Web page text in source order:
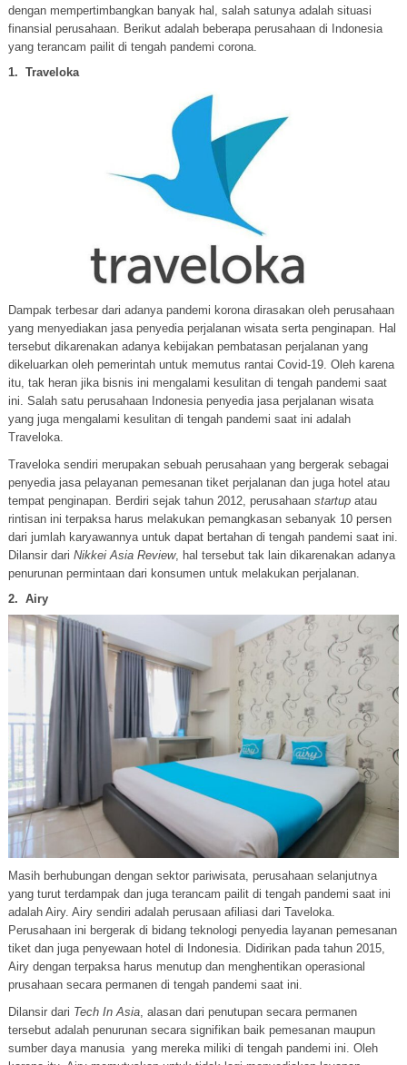
dengan mempertimbangkan banyak hal, salah satunya adalah situasi
finansial perusahaan. Berikut adalah beberapa perusahaan di Indonesia
yang terancam pailit di tengah pandemi corona.
1. Traveloka
Dampak terbesar dari adanya pandemi korona dirasakan oleh perusahaan
yang menyediakan jasa penyedia perjalanan wisata serta penginapan. Hal
tersebut dikarenakan adanya kebijakan pembatasan perjalanan yang
dikeluarkan oleh pemerintah untuk memutus rantai Covid-19. Oleh karena
itu, tak heran jika bisnis ini mengalami kesulitan di tengah pandemi saat
ini. Salah satu perusahaan Indonesia penyedia jasa perjalanan wisata
yang juga mengalami kesulitan di tengah pandemi saat ini adalah
Traveloka.
Traveloka sendiri merupakan sebuah perusahaan yang bergerak sebagai
penyedia jasa pelayanan pemesanan tiket perjalanan dan juga hotel atau
tempat penginapan. Berdiri sejak tahun 2012, perusahaan startupatau
rintisan ini terpaksa harus melakukan pemangkasan sebanyak 10 persen
dari jumlah karyawannya untuk dapat bertahan di tengah pandemi saat ini.
Dilansir dari Nikkei Asia Review, hal tersebut tak lain dikarenakan adanya
penurunan permintaan dari konsumen untuk melakukan perjalanan.
2. Airy
Masih berhubungan dengan sektor pariwisata, perusahaan selanjutnya
yang turut terdampak dan juga terancam pailit di tengah pandemi saat ini
adalah Airy. Airy sendiri adalah perusaan afiliasi dari Taveloka.
Perusahaan ini bergerak di bidang teknologi penyedia layanan pemesanan
tiket dan juga penyewaan hotel di Indonesia. Didirikan pada tahun 2015,
Airy dengan terpaksa harus menutup dan menghentikan operasional
prusahaan secara permanen di tengah pandemi saat ini.
Dilansir dari Tech In Asia, alasan dari penutupan secara permanen
tersebut adalah penurunan secara signifikan baik pemesanan maupun
sumber daya manusia yang mereka miliki di tengah pandemi ini. Oleh